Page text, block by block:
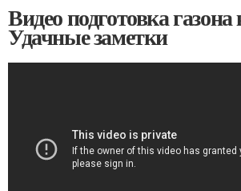
Видео подготовка газона
Удачные заметки